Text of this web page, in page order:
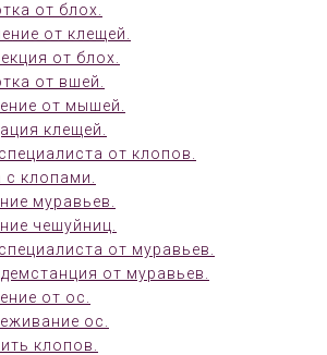
от блох.
от клещей.
от блох.
от вшей.
от мышей.
клещей.
от клопов.
с клопами.
муравьев.
чешуйниц.
от муравьев.
от муравьев.
от ос.
ос.
клопов.